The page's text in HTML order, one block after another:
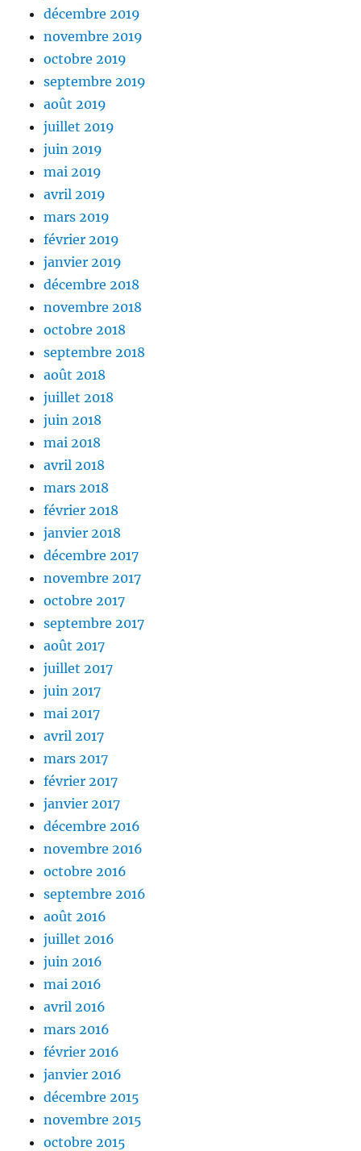
décembre 2019
novembre 2019
octobre 2019
septembre 2019
août 2019
juillet 2019
juin 2019
mai 2019
avril 2019
mars 2019
février 2019
janvier 2019
décembre 2018
novembre 2018
octobre 2018
septembre 2018
août 2018
juillet 2018
juin 2018
mai 2018
avril 2018
mars 2018
février 2018
janvier 2018
décembre 2017
novembre 2017
octobre 2017
septembre 2017
août 2017
juillet 2017
juin 2017
mai 2017
avril 2017
mars 2017
février 2017
janvier 2017
décembre 2016
novembre 2016
octobre 2016
septembre 2016
août 2016
juillet 2016
juin 2016
mai 2016
avril 2016
mars 2016
février 2016
janvier 2016
décembre 2015
novembre 2015
octobre 2015